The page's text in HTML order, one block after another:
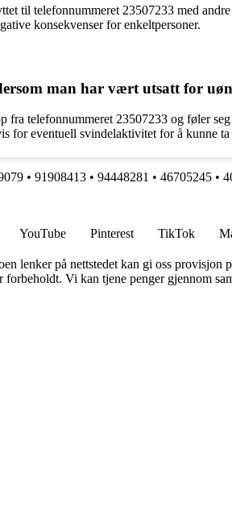
til telefonnummeret 23507233 med
konsekvenser for enkeltpersoner.
man har vært utsatt for
fra telefonnummeret 23507233 og føler
for eventuell svindelaktivitet for å kunne
• 91908413 • 94448281 • 46705245 •
YouTube Pinterest TikTok
lenker på nettstedet kan gi oss provisjon
Vi kan tjene penger gjennom